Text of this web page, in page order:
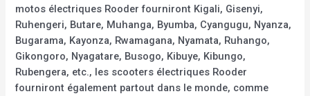
motos électriques Rooder fourniront Kigali, Gisenyi,
Ruhengeri, Butare, Muhanga, Byumba, Cyangugu, Nyanza,
Bugarama, Kayonza, Rwamagana, Nyamata, Ruhango,
Gikongoro, Nyagatare, Busogo, Kibuye, Kibungo,
Rubengera, etc., les scooters électriques Rooder
fourniront également partout dans le monde, comme